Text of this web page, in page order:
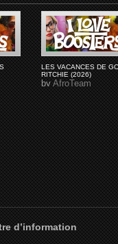
LES VACANCES DE
RITCHIE (2026)
byAfroTeam
d’information